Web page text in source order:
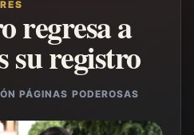
regresa a
su registro
PÁGINAS PODEROSAS